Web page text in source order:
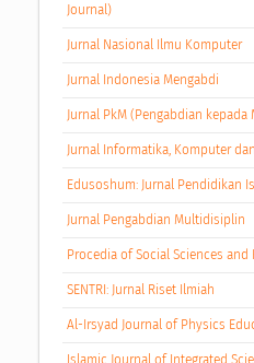
Journal)
Jurnal Nasional Ilmu Komputer
Jurnal Indonesia Mengabdi
Jurnal PkM (Pengabdian kepada
Jurnal Informatika, Komputer
Edusoshum: Jurnal Pendidikan
Jurnal Pengabdian Multidisiplin
Procedia of Social Sciences and
SENTRI: Jurnal Riset Ilmiah
Al-Irsyad Journal of Physics
Islamic Journal of Integrated